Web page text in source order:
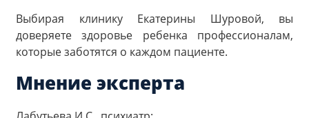
Выбирая клинику Екатерины Шуровой, вы
доверяете здоровье ребенка профессионалам,
которые заботятся о каждом пациенте.
Мнение эксперта